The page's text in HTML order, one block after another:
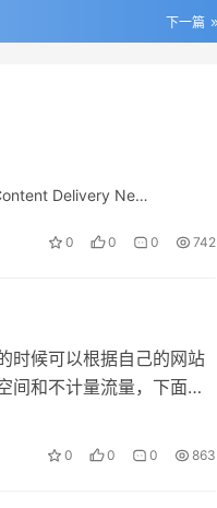
下一篇
Delivery Ne…
0 0 0 742
时候可以根据自己的网站
间和不计量流量，下面分
0 0 0 863